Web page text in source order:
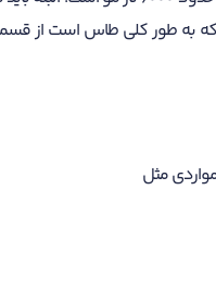
که به طور کلی طاس است از
مثل